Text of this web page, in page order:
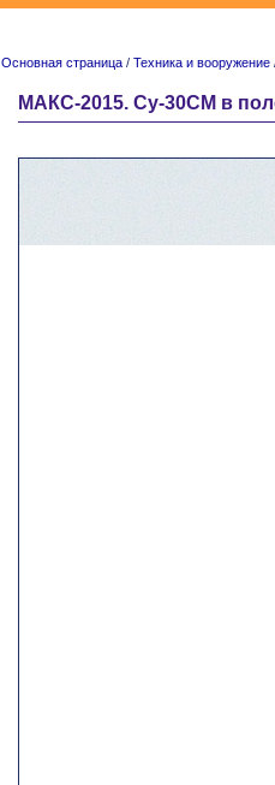
Основная страница / Техника и вооружение
МАКС-2015. Су-30СМ в